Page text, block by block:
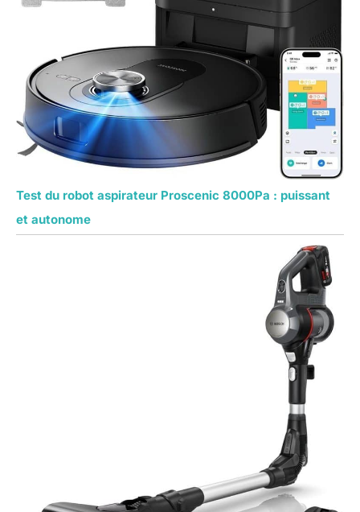
Test du robot aspirateur Proscenic 8000Pa : puissant
et autonome